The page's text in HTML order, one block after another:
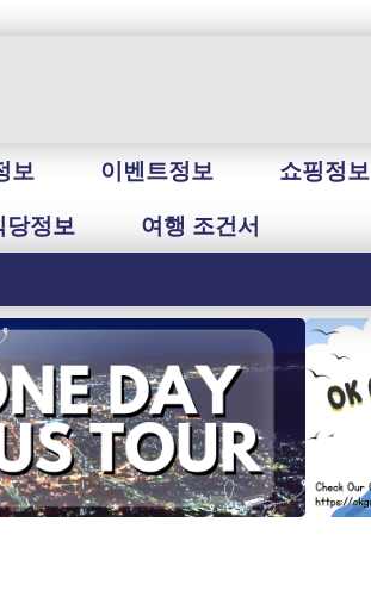
보 이벤트정보 쇼핑정보
당정보
여행 조건서